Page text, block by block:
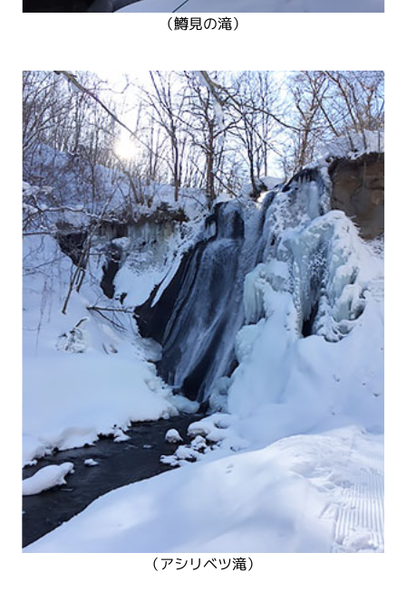
（鱒見の滝）
（アシリベツ滝）